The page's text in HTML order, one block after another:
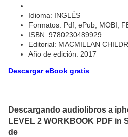
Idioma: INGLÉS
Formatos: Pdf, ePub, MOBI,
ISBN: 9780230489929
Editorial: MACMILLAN
Año de edición: 2017
Descargar eBook gratis
Descargando audiolibros a
LEVEL 2 WORKBOOK PDF in
de